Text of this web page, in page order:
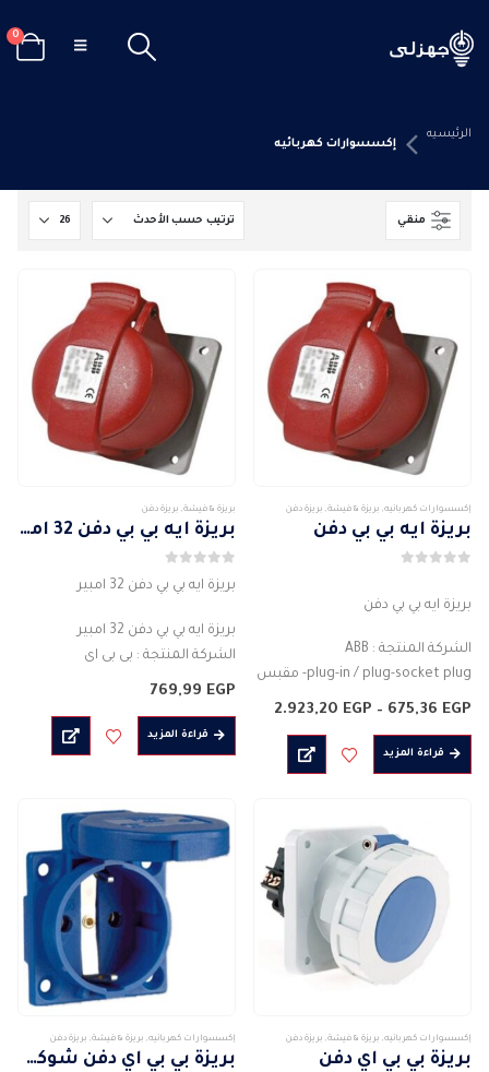
0
الرئيسيه
إكسسوارات كهربائيه
منقي
إكسسوارات كهربائيه, بريزة & فيشة, بريزة دفن
بريزة ايه بي بي دفن
بريزة ايه بي بي دفن
الشركة المنتجة : ABB
plug-in / plug-socket plug- مقبس
نوع الجسم : موصل قابس
المادة : بلاستيك
قاعدة مربعة
675,36 EGP
–
2.923,20 EGP
قراءة المزيد
بريزة & فيشة, بريزة دفن
بريزة ايه بي بي دفن 32 امبير
بريزة ايه بي بي دفن 32 امبير
بريزة ايه بي بي دفن 32 امبير
الشركة المنتجة : بى بى اى
plug-in / plug-socket plug- مقبس
769,99 EGP
قراءة المزيد
إكسسوارات كهربائيه, بريزة & فيشة, بريزة دفن
بريزة بي بي اي دفن
إكسسوارات كهربائيه, بريزة & فيشة, بريزة دفن
بريزة بي بي اي دفن شوكو 16 امبير